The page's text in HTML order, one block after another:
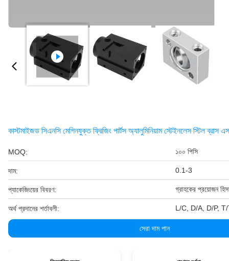
কাস্টমাইজড সিএনসি মেশিনযুক্ত ফ্রিজিং পার্টস অ্যালুমিনিয়াম স্টেইনলেস স্টিল ব্রাস
MOQ: ১০০ পিসি
দাম: 0.1-3
প্যাকেজিংয়ের বিবরণ: গ্রাহকের প্রয়োজন
অর্থ প্রদানের শর্তাবলী: L/C, D/A, D/P, T/T,
সেরা দাম পান